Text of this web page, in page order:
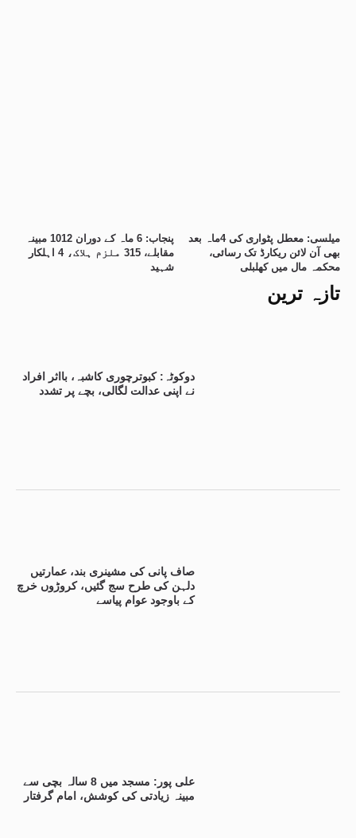
تازہ ترین
دوکوٹہ: کبوترچوری کاشبہ، بااثر افراد
نے اپنی عدالت لگالی، بچے پر تشدد
صاف پانی کی مشینری بند، عمارتیں
دلہن کی طرح سج گئیں، کروڑوں خرچ
کے باوجود عوام پیاسے
علی پور: مسجد میں 8 سالہ بچی سے
مبینہ زیادتی کی کوشش، امام گرفتار
پنجاب: 6 ماہ کے دوران 1012 مبینہ
مقابلے، 315 ملزم ہلاک، 4 اہلکار
شہید
میلسی: معطل پٹواری کی 4ماہ بعد
بھی آن لائن ریکارڈ تک رسائی،
محکمہ مال میں کھلبلی